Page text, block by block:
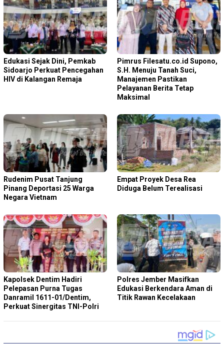
Edukasi Sejak Dini, Pemkab
Sidoarjo Perkuat Pencegahan
HIV di Kalangan Remaja
Pimrus Filesatu.co.id Supono,
S.H. Menuju Tanah Suci,
Manajemen Pastikan
Pelayanan Berita Tetap
Maksimal
Rudenim Pusat Tanjung
Pinang Deportasi 25 Warga
Negara Vietnam
Empat Proyek Desa Rea
Diduga Belum Terealisasi
Kapolsek Dentim Hadiri
Pelepasan Purna Tugas
Danramil 1611-01/Dentim,
Perkuat Sinergitas TNI-Polri
Polres Jember Masifkan
Edukasi Berkendara Aman di
Titik Rawan Kecelakaan